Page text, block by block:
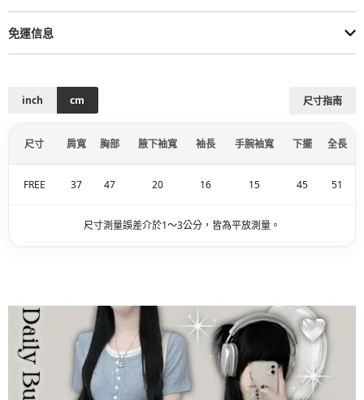
免運信息
尺寸指南
inch cm
尺寸 肩寬 胸部 腋下袖寬 袖長 手腕袖寬 下擺 全長
FREE 37 47 20 16 15 45 51
尺寸測量誤差介於1～3公分，皆為平放測量。